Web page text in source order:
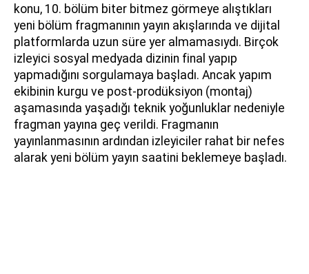
konu, 10. bölüm biter bitmez görmeye alıştıkları
yeni bölüm fragmanının yayın akışlarında ve dijital
platformlarda uzun süre yer almamasıydı. Birçok
izleyici sosyal medyada dizinin final yapıp
yapmadığını sorgulamaya başladı. Ancak yapım
ekibinin kurgu ve post-prodüksiyon (montaj)
aşamasında yaşadığı teknik yoğunluklar nedeniyle
fragman yayına geç verildi. Fragmanın
yayınlanmasının ardından izleyiciler rahat bir nefes
alarak yeni bölüm yayın saatini beklemeye başladı.